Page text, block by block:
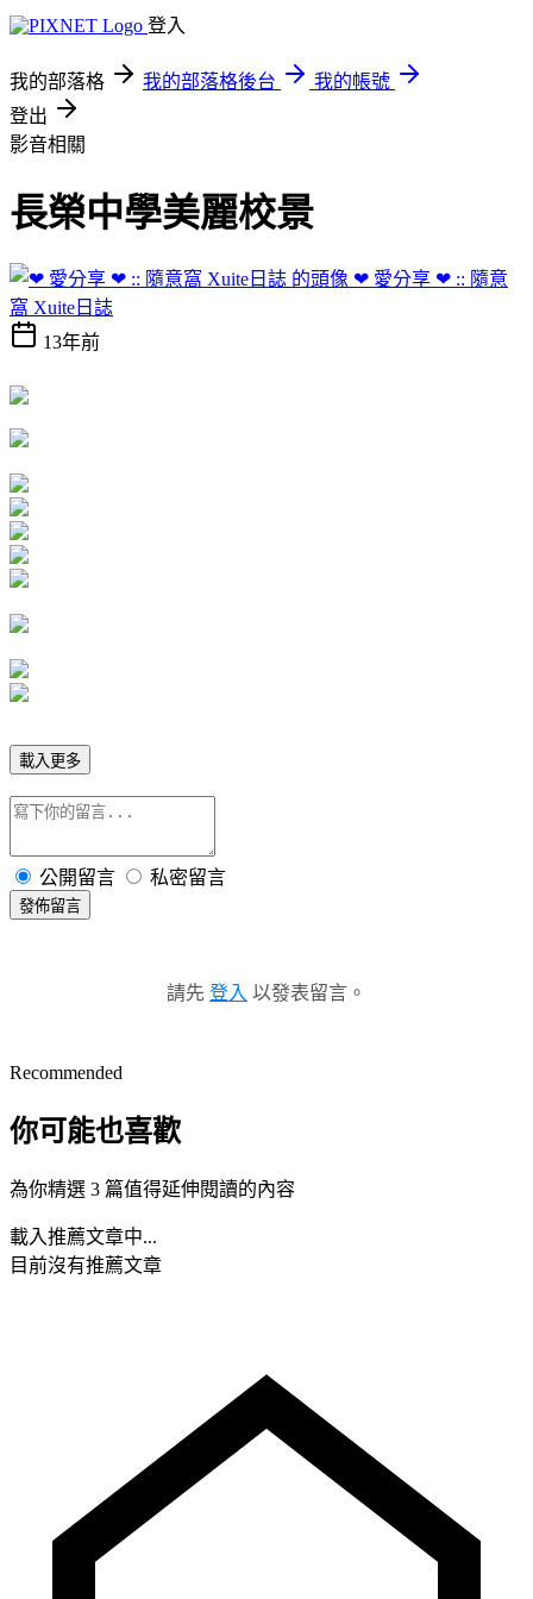
登入
我的部落格 我的部落格後台
我的帳號
登出
影音相關
長榮中學美麗校景
❤ 愛分享 ❤ :: 隨意
窩 Xuite日誌
13年前
載入更多
公開留言 私密留言
發佈留言
請先 登入 以發表留言。
Recommended
你可能也喜歡
為你精選 3 篇值得延伸閱讀的內容
載入推薦文章中...
目前沒有推薦文章